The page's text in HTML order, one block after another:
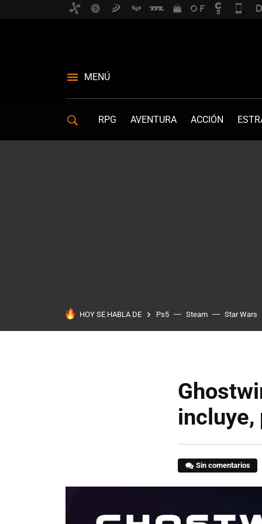
MENÚ
RPG AVENTURA ACCIÓN
HOY SE HABLA DE Ps5 Steam Star Wars
incluye,
Sin comentarios